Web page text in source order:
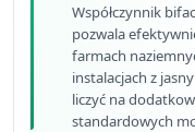
Współczynnik
pozwala
farmach
instalacjach z
liczyć na
standardowych